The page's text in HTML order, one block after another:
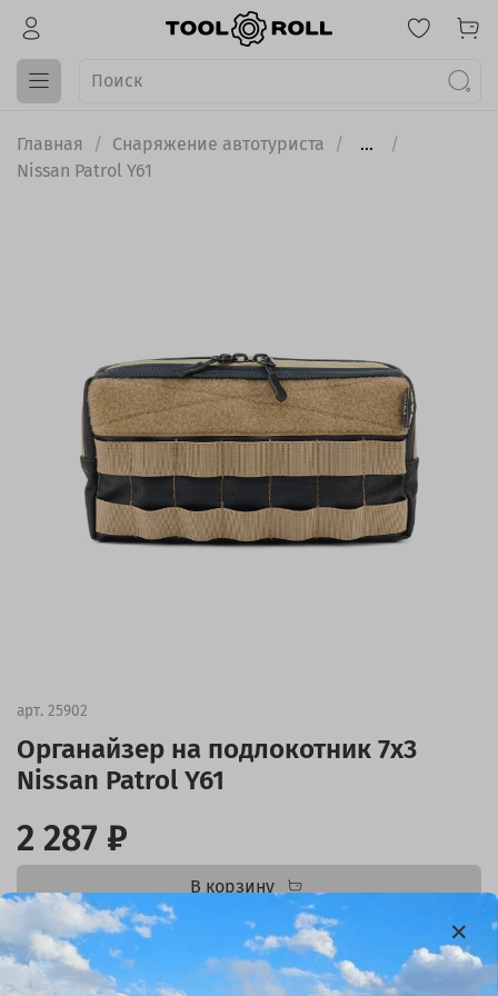
Главная Снаряжение автотуриста
...
Nissan Patrol Y61
арт. 25902
Органайзер на подлокотник 7х3
Nissan Patrol Y61
2 287 ₽
В корзину
Купить в 1 клик